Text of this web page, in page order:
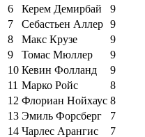
6
Керем Демирбай
9
7
Себастьен Аллер 9
8
Макс Крузе
9
9
Томас Мюллер
9
10 Кевин Фолланд
9
11 Марко Ройс
8
12 Флориан Нойхаус 8
13 Эмиль Форсберг
7
14 Чарлес Арангис
7